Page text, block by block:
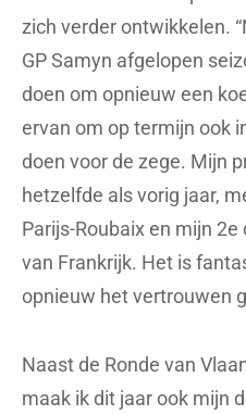
zich verder ontwikkelen.
GP Samyn afgelopen
doen om opnieuw een
ervan om op termijn ook
doen voor de zege. Mijn
hetzelfde als vorig jaar,
Parijs-Roubaix en mijn
van Frankrijk. Het is
opnieuw het vertrouwen
Naast de Ronde van
maak ik dit jaar ook mijn